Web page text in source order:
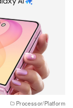
Processor/Platform